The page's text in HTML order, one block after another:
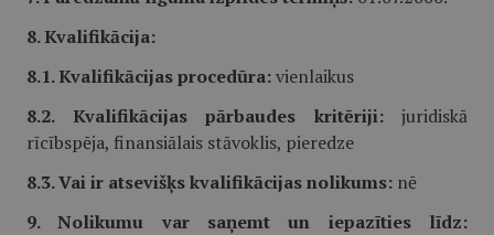
8. Kvalifikācija:
8.1. Kvalifikācijas procedūra:vienlaikus
8.2. Kvalifikācijas pārbaudes kritēriji:juridiskā
rīcībspēja, finansiālais stāvoklis, pieredze
8.3. Vai ir atsevišķs kvalifikācijas nolikums: nē
9. Nolikumu var saņemt un iepazīties līdz: